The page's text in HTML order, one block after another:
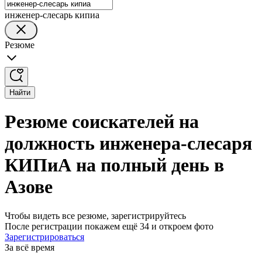
инженер-слесарь кипиа
Резюме
Найти
Резюме соискателей на
должность инженера-слесаря
КИПиА на полный день в
Азове
Чтобы видеть все резюме, зарегистрируйтесь
После регистрации покажем ещё 34 и откроем фото
Зарегистрироваться
За всё время